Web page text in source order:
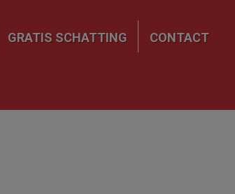
GRATIS SCHATTING CONTACT